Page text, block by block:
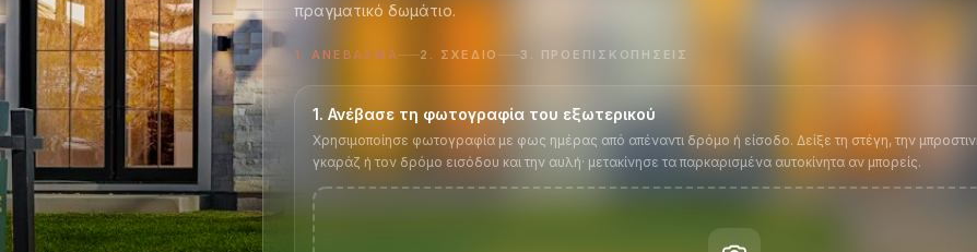
πραγματικό δωμάτιο.
1 .ΑΝΈΒΑΣΜΑ 2 . ΣΧΈΔΙΟ 3 . ΠΡΟΕΠΙΣΚΟΠΉΣΕΙΣ
1. Ανέβασε τη φωτογραφία του εξωτερικού
Χρησιμοποίησε φωτογραφία με φως ημέρας από απέναντι δρόμο ή είσοδο. Δείξε τη στέγη, την
γκαράζ ή τον δρόμο εισόδου και την αυλή· μετακίνησε τα παρκαρισμένα αυτοκίνητα αν μπορείς.